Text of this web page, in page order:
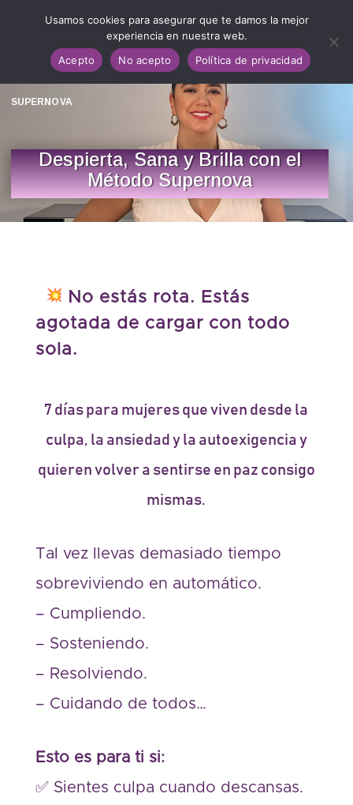
SUPERNOVA
Despierta, Sana y Brilla con el
Método Supernova
No estás rota. Estás
agotada de cargar con todo
sola.
7 días para mujeres que viven desde la
culpa, la ansiedad y la autoexigencia y
quieren volver a sentirse en paz consigo
mismas.
Tal vez llevas demasiado tiempo
sobreviviendo en automático.
– Cumpliendo.
– Sosteniendo.
– Resolviendo.
– Cuidando de todos…
Esto es para ti si:
✅ Sientes culpa cuando descansas.
Usamos cookies para asegurar que te damos la mejor
experiencia en nuestra web.
Acepto
No acepto Política de privacidad